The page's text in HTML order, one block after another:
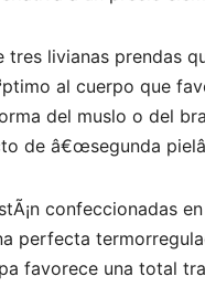
livianas prendas
al cuerpo que
del muslo o del
de â€œsegunda
confeccionadas
perfecta
favorece una total